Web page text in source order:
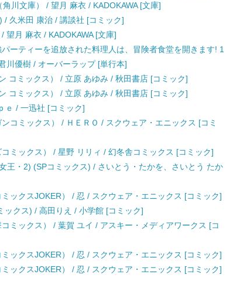
川文庫） / 望月 麻衣 / KADOKAWA [文庫]
/ 久米田 康治 / 講談社 [コミック]
望月 麻衣 / KADOKAWA [文庫]
ーティーを追放された料理人は、冒険者食堂を開きます! 1
川優樹 / オーバーラップ [単行本]
コミックス） / 立原 あゆみ / 秋田書店 [コミック]
コミックス） / 立原 あゆみ / 秋田書店 [コミック]
/ 一迅社 [コミック]
コミックス） / ＨＥＲＯ / スクウェア・エニックス [コミ
ミックス） / 星野 リリィ / 幻冬舎コミックス [コミック]
王・2) (SPコミックス) / さいとう・たかを、さいとう たか
ックスJOKER） / 忍 / スクウェア・エニックス [コミック]
ックス) / 高田りえ / 小学館 [コミック]
ミックス） / 葉賀 ユイ / アスキー・メディアワークス [コ
ックスJOKER） / 忍 / スクウェア・エニックス [コミック]
ックスJOKER） / 忍 / スクウェア・エニックス [コミック]